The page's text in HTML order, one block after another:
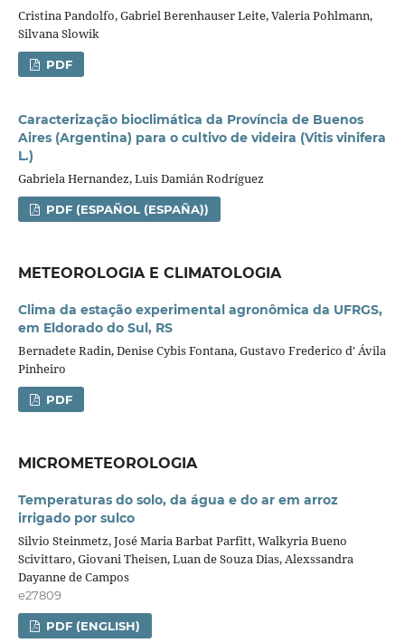
Cristina Pandolfo, Gabriel Berenhauser Leite, Valeria Pohlmann,
Silvana Slowik
PDF
Caracterização bioclimática da Província de Buenos
Aires (Argentina) para o cultivo de videira (Vitis vinifera
L.)
Gabriela Hernandez, Luis Damián Rodríguez
PDF (ESPAÑOL (ESPAÑA))
METEOROLOGIA E CLIMATOLOGIA
Clima da estação experimental agronômica da UFRGS,
em Eldorado do Sul, RS
Bernadete Radin, Denise Cybis Fontana, Gustavo Frederico d' Ávila
Pinheiro
PDF
MICROMETEOROLOGIA
Temperaturas do solo, da água e do ar em arroz
irrigado por sulco
Silvio Steinmetz, José Maria Barbat Parfitt, Walkyria Bueno
Scivittaro, Giovani Theisen, Luan de Souza Dias, Alexssandra
Dayanne de Campos
e27809
PDF (ENGLISH)